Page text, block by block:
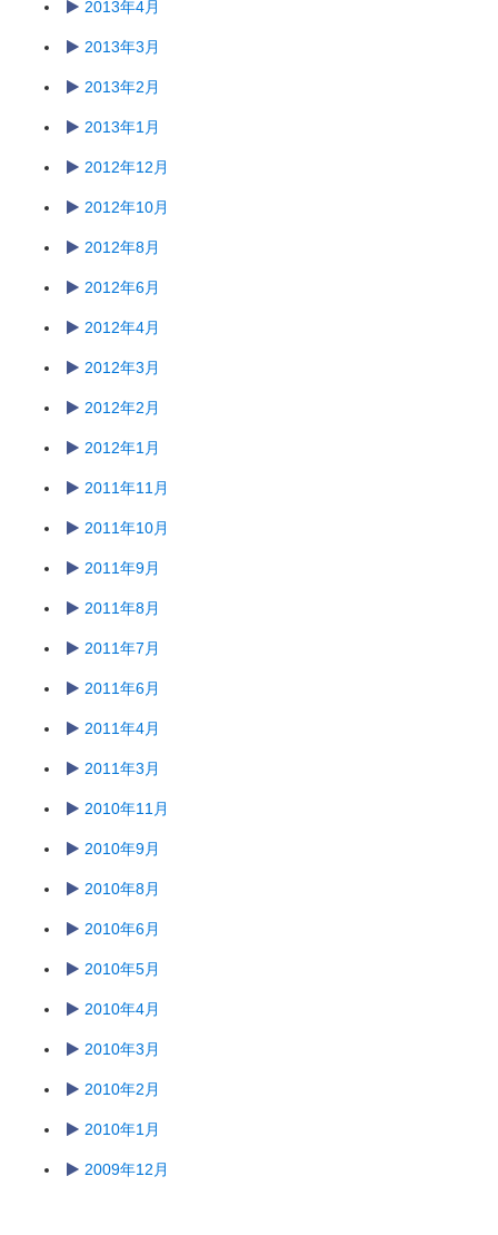
2013年4月
2013年3月
2013年2月
2013年1月
2012年12月
2012年10月
2012年8月
2012年6月
2012年4月
2012年3月
2012年2月
2012年1月
2011年11月
2011年10月
2011年9月
2011年8月
2011年7月
2011年6月
2011年4月
2011年3月
2010年11月
2010年9月
2010年8月
2010年6月
2010年5月
2010年4月
2010年3月
2010年2月
2010年1月
2009年12月